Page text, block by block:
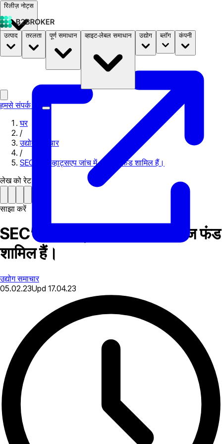
रिलीज़ नोट्स
दस्तावेज़ मूल्य निर्धारणB2STORE
उत्पाद तरलता पूर्ण समाधान व्हाइट-लेबल समाधान उद्योग ब्लॉग कंपनी
हमसे संपर्क करें
घर
/
उद्योग समाचार
/
SEC’s की व्हाट्सएप जांच में अब हेज फंड शामिल हैं।
लेख को रेट करें
साझा करें
SEC’s की व्हाट्सएप जांच में अब हेज फंड
शामिल हैं।
उद्योग समाचार
05.02.23Upd 17.04.23